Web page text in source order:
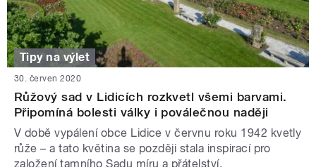
Tipy na výlet
30. červen 2020
Růžový sad v Lidicích rozkvetl všemi barvami.
Připomíná bolesti války i poválečnou naději
V době vypálení obce Lidice v červnu roku 1942 kvetly
růže – a tato květina se později stala inspirací pro
založení tamního Sadu míru a přátelství.